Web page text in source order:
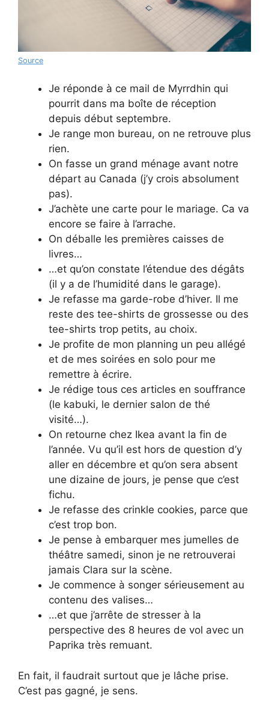
Source
Je réponde à ce mail de Myrrdhin qui
pourrit dans ma boîte de réception
depuis début septembre.
Je range mon bureau, on ne retrouve plus
rien.
On fasse un grand ménage avant notre
départ au Canada (j’y crois absolument
pas).
J’achète une carte pour le mariage. Ca va
encore se faire à l’arrache.
On déballe les premières caisses de
livres…
…et qu’on constate l’étendue des dégâts
(il y a de l’humidité dans le garage).
Je refasse ma garde-robe d’hiver. Il me
reste des tee-shirts de grossesse ou des
tee-shirts trop petits, au choix.
Je profite de mon planning un peu allégé
et de mes soirées en solo pour me
remettre à écrire.
Je rédige tous ces articles en souffrance
(le kabuki, le dernier salon de thé
visité…).
On retourne chez Ikea avant la fin de
l’année. Vu qu’il est hors de question d’y
aller en décembre et qu’on sera absent
une dizaine de jours, je pense que c’est
fichu.
Je refasse des crinkle cookies, parce que
c’est trop bon.
Je pense à embarquer mes jumelles de
théâtre samedi, sinon je ne retrouverai
jamais Clara sur la scène.
Je commence à songer sérieusement au
contenu des valises…
…et que j’arrête de stresser à la
perspective des 8 heures de vol avec un
Paprika très remuant.
En fait, il faudrait surtout que je lâche prise.
C’est pas gagné, je sens.